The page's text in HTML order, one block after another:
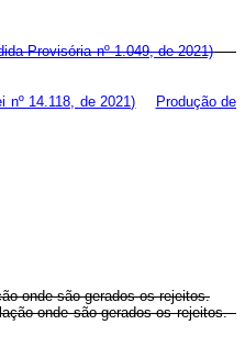
Provisória nº 1.049, de 2021)
nº 14.118, de 2021)
Produção de
onde são gerados os rejeitos.
onde são gerados os rejeitos.